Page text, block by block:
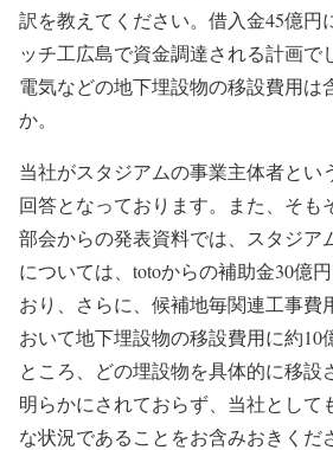
訳を教えてください。借入金45億円
ッチ工広島で資金調達される計画で
電気などの地下埋設物の移設費用は
か。
当社がスタジアムの事業主体者とい
回答となっております。また、そも
部会からの発表資料では、スタジア
については、totoからの補助金30億
おり、さらに、候補地毎関連工事費
おいて地下埋設物の移設費用に約10
ところ、どの埋設物を具体的に移設
明らかにされておらず、当社として
な状況であることをお含みおきくだ